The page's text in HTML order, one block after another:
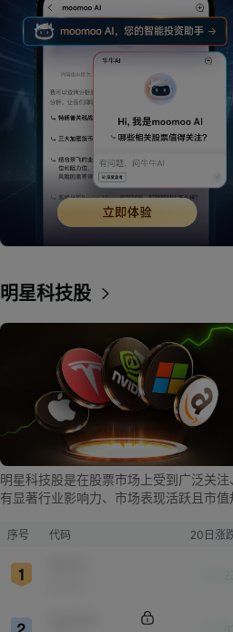
明星科技股
明星科技股是在股票市场上受到广泛关注
有显著行业影响力、市场表现活跃且市值
新、市场份额、品牌知名度、盈利能力
股市，特别是科技行业板块乃至全球经
显著影响。
序号 代码 20日涨
-